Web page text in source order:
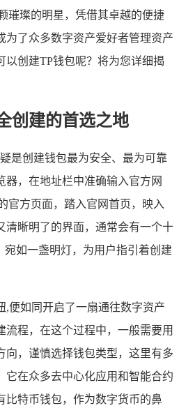
璀璨的明星，凭借其卓越的便捷
为了众多数字资产爱好者管理资产
以创建TP钱包呢？将为您详细揭
创建的首选之地
是创建钱包最为安全、最为可靠
器，在地址栏中准确输入官方网
官方页面，踏入官网首页，映入
清晰明了的界面，通常会有一个十
宛如一盏明灯，为用户指引着创建
,便如同开启了一扇通往数字资产
流程，在这个过程中，一般需要用
向，谨慎选择钱包类型，这里有多
它在众多去中心化应用和智能合约
比特币钱包，作为数字货币的鼻